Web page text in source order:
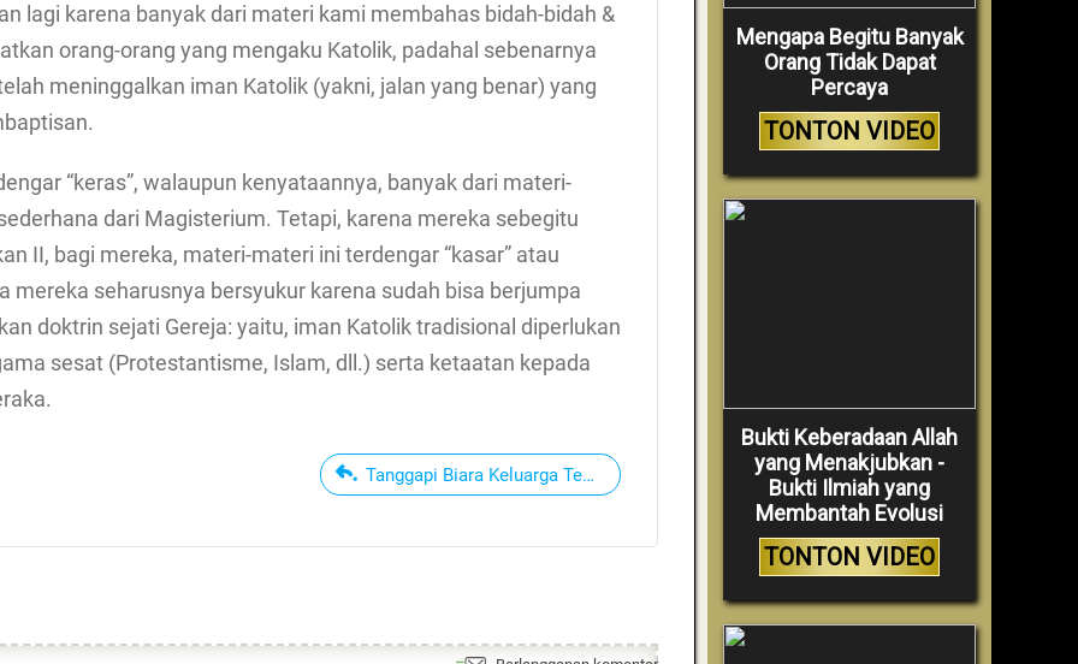
lagi karena banyak dari materi kami membahas bidah-bidah &
orang-orang yang mengaku Katolik, padahal sebenarnya
meninggalkan iman Katolik (yakni, jalan yang benar) yang
“keras”, walaupun kenyataannya, banyak dari materi-
dari Magisterium. Tetapi, karena mereka sebegitu
II, bagi mereka, materi-materi ini terdengar “kasar” atau
mereka seharusnya bersyukur karena sudah bisa berjumpa
doktrin sejati Gereja: yaitu, iman Katolik tradisional diperlukan
sesat (Protestantisme, Islam, dll.) serta ketaatan kepada
Tanggapi Biara Keluarga Terkudus
Mengapa Begitu Banyak
Orang Tidak Dapat
Percaya
TONTON VIDEO
Bukti Keberadaan Allah
yang Menakjubkan -
Bukti Ilmiah yang
Membantah Evolusi
TONTON VIDEO